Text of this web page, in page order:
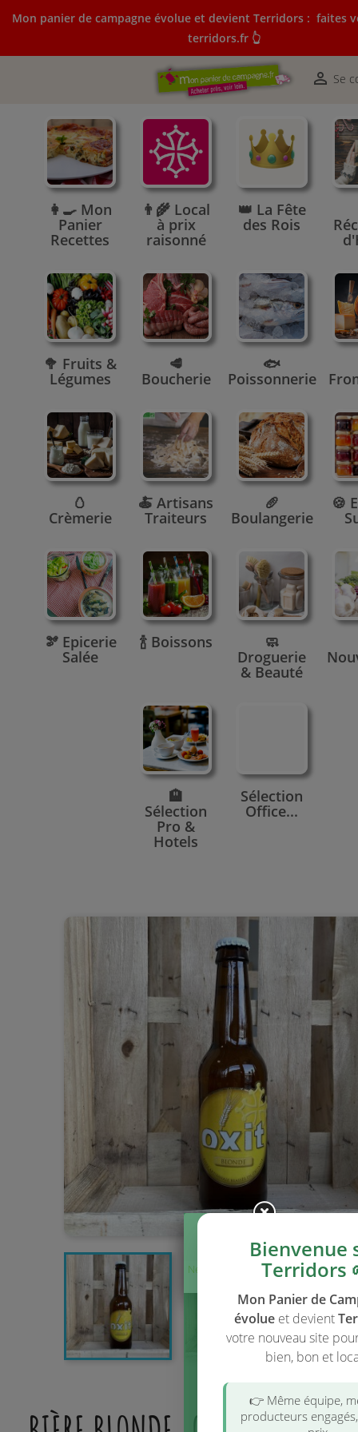
Mon panier de campagne évolue et devient Terridors : faites
terridors.fr 👆
 Se
Mon panier de campagne évolue et devient Terridors:
courses sur terridors.fr 👆
👩‍🍳 Mon
Panier
Recettes
👨‍🌾 Local
à prix
raisonné
👑 La Fête
des Rois
🥦 Fruits &
Légumes
🥩
Boucherie
🐟
Poissonnerie
🥚
Crèmerie
🍝 Artisans
Traiteurs
🥖
Boulangerie
🍪
🫘 Epicerie
Salée
🍾 Boissons 🧼
Droguerie
& Beauté
🏨
Sélection
Pro &
Hotels
Sélection
Office...
Bienvenue
Terridors
Mon Panier de
évolue et devient
votre nouveau site
bien, bon et
👉 Même équipe,
producteurs
Ne plus afficher